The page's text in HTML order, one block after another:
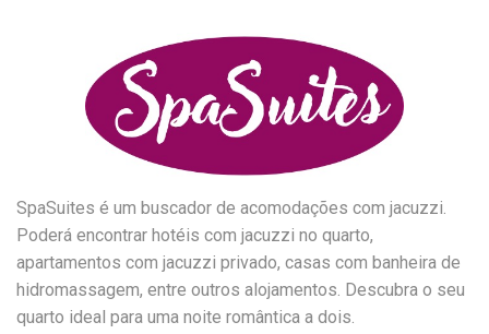
SpaSuites é um buscador de acomodações com jacuzzi.
Poderá encontrar hotéis com jacuzzi no quarto,
apartamentos com jacuzzi privado, casas com banheira de
hidromassagem, entre outros alojamentos. Descubra o seu
quarto ideal para uma noite romântica a dois.